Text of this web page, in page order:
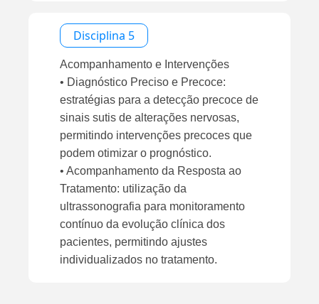
Disciplina 5
Acompanhamento e Intervenções
• Diagnóstico Preciso e Precoce:
estratégias para a detecção precoce de
sinais sutis de alterações nervosas,
permitindo intervenções precoces que
podem otimizar o prognóstico.
• Acompanhamento da Resposta ao
Tratamento: utilização da
ultrassonografia para monitoramento
contínuo da evolução clínica dos
pacientes, permitindo ajustes
individualizados no tratamento.